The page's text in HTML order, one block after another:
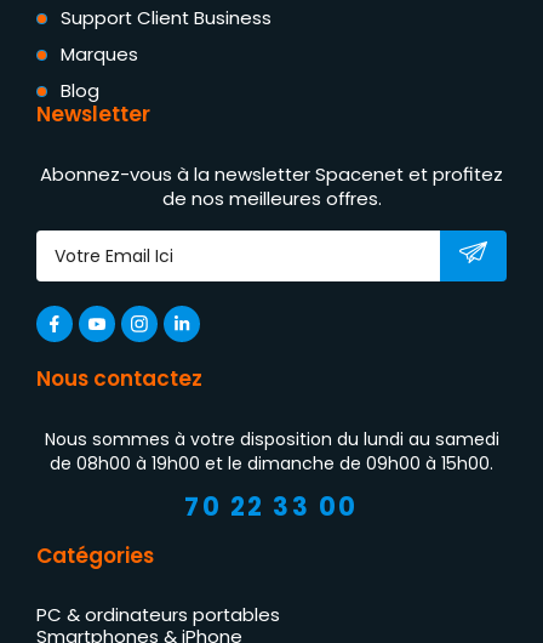
Support Client Business
Marques
Blog
Newsletter
Abonnez-vous à la newsletter Spacenet et profitez
de nos meilleures offres.
Nous contactez
Nous sommes à votre disposition du lundi au samedi
de 08h00 à 19h00 et le dimanche de 09h00 à 15h00.
70 22 33 00
Catégories
PC & ordinateurs portables
Smartphones & iPhone